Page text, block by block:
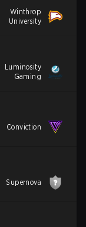
Winthrop
University
Luminosity
Gaming
Conviction
Supernova